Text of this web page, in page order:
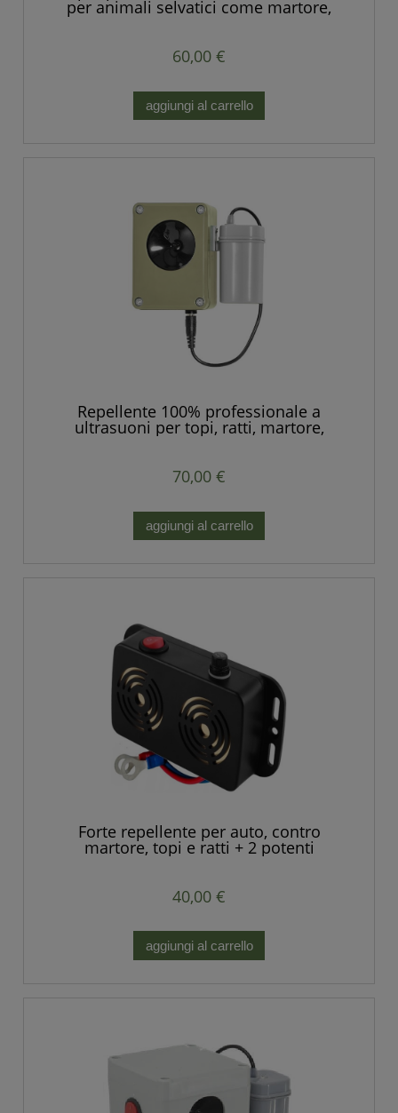
per animali selvatici come martore,
60,00 €
aggiungi al carrello
Repellente 100% professionale a
ultrasuoni per topi, ratti, martore,
roditori, volpi, animali selvatici.
70,00 €
aggiungi al carrello
Forte repellente per auto, contro
martore, topi e ratti + 2 potenti
altoparlanti
40,00 €
aggiungi al carrello